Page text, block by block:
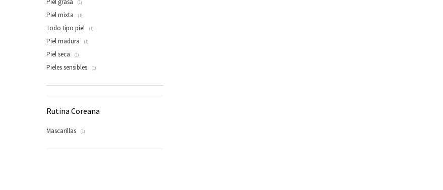
Piel grasa (1)
Piel mixta (1)
Todo tipo piel (1)
Piel madura (1)
Piel seca (1)
Pieles sensibles (1)
Rutina Coreana
Mascarillas (1)